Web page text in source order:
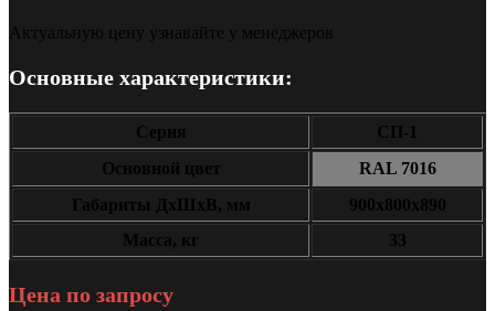
Актуальную цену узнавайте у менеджеров
Основные характеристики:
Серия
СП-1
Основной цвет
RAL 7016
Габариты ДxШxВ, мм
900х800х890
Масса, кг
33
Цена по запросу